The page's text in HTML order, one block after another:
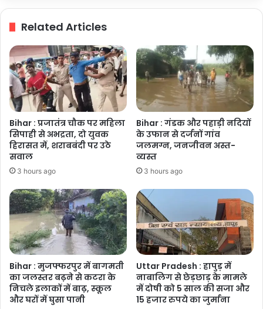
में
₹3,000
और
एससी
महिलाओं
के
खाते
में
₹4,500
बलतेज
पन्नू
Related Articles
Bihar : प्रजातंत्र चौक पर महिला
सिपाही से अभद्रता, दो युवक
हिरासत में, शराबबंदी पर उठे
सवाल
3 hours ago
Bihar : गंडक और पहाड़ी नदियों
के उफान से दर्जनों गांव
जलमग्न, जनजीवन अस्त-
व्यस्त
3 hours ago
Bihar : मुजफ्फरपुर में बागमती
का जलस्तर बढ़ने से कटरा के
निचले इलाकों में बाढ़, स्कूल
और घरों में घुसा पानी
Uttar Pradesh : हापुड़ में
नाबालिग से छेड़छाड़ के मामले
में दोषी को 5 साल की सजा और
15 हजार रुपये का जुर्माना